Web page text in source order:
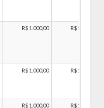
R$ 1.000,00 R$ 1.000,00
R$ 1.000,00 R$ 1.000,00
R$ 1.000,00 R$ 1.000,00